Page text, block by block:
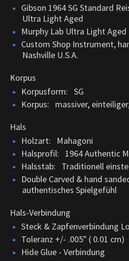
Gibson 1964 SG Standard
Ultra Light Aged
Murphy Lab Ultra Light Aged
Custom Shop Instrument,
Nashville U.S.A.
Korpus
Korpusform: SG
Korpus: massiver,
Hals
Holzart: Mahagoni
Halsprofil: 1964 Authentic
Halsstab: Traditionell
Double Carved & hand
authentisches Spielgefühl
Hals-Verbindung
Steck & Zapfenverbindung
Toleranz +/- .005" ( 0.01 cm)
Hide Glue - Verbindung